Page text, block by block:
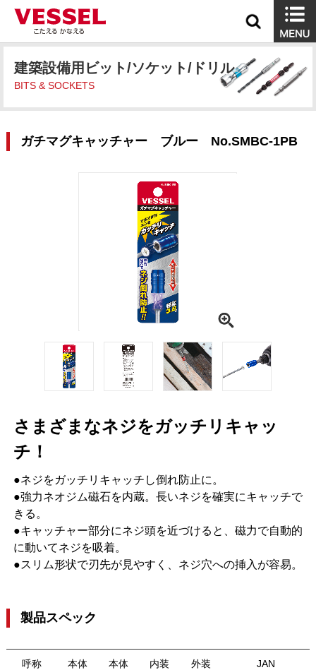
建築設備用ビット/ソケット/ドリル
BITS & SOCKETS
ガチマグキャッチャー ブルー No.SMBC-1PB
さまざまなネジをガッチリキャッ
チ！
●ネジをガッチリキャッチし倒れ防止に。
●強力ネオジム磁石を内蔵。長いネジを確実にキャッチで
きる。
●キャッチャー部分にネジ頭を近づけると、磁力で自動的
に動いてネジを吸着。
●スリム形状で刃先が見やすく、ネジ穴への挿入が容易。
製品スペック
呼称
本体
本体
内装
外装
JAN